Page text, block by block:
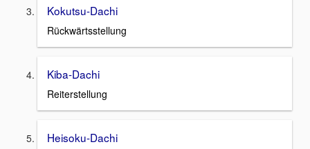
Kokutsu-Dachi
Rückwärtsstellung
Kiba-Dachi
Reiterstellung
Heisoku-Dachi